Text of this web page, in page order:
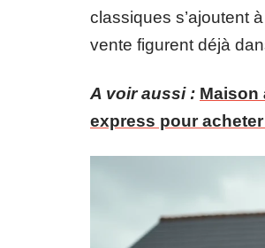
classiques s’ajoutent
vente figurent déjà
A voir aussi : Maison
express pour